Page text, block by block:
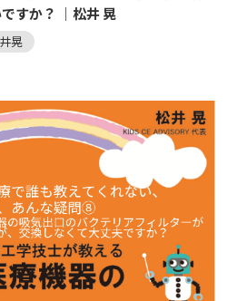
すか？ ｜松井 晃
晃